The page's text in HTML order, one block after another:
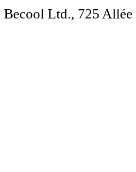
Becool Ltd., 725 Allée